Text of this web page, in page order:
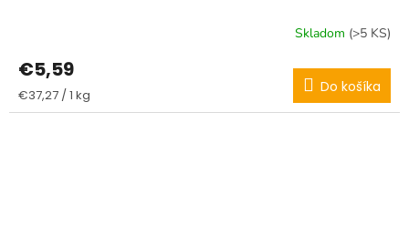
Skladom (>5 KS)
€5,59
Jednotková
cena:
€37,27 / 1 kg Do košíka